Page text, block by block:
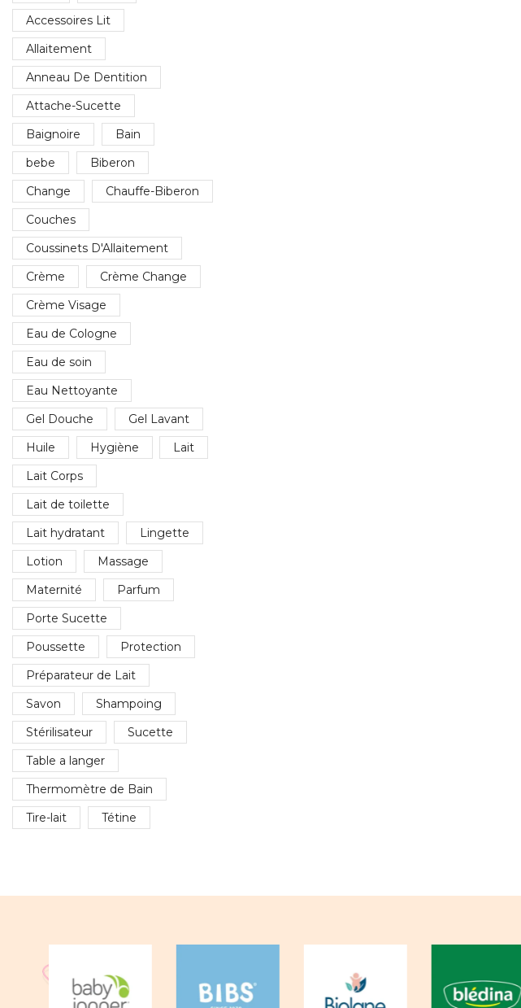
Accessoires Lit
Allaitement
Anneau De Dentition
Attache-Sucette
Baignoire
Bain
bebe
Biberon
Change
Chauffe-Biberon
Couches
Coussinets D'Allaitement
Crème
Crème Change
Crème Visage
Eau de Cologne
Eau de soin
Eau Nettoyante
Gel Douche
Gel Lavant
Huile
Hygiène
Lait
Lait Corps
Lait de toilette
Lait hydratant
Lingette
Lotion
Massage
Maternité
Parfum
Porte Sucette
Poussette
Protection
Préparateur de Lait
Savon
Shampoing
Stérilisateur
Sucette
Table a langer
Thermomètre de Bain
Tire-lait
Tétine